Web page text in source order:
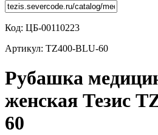
Код: ЦБ-00110223
Артикул: TZ400-BLU-60
Рубашка
женская Тезис
60